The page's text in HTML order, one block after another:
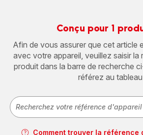
Conçu pour 1
Afin de vous assurer que cet article
avec votre appareil, veuillez saisir
produit dans la barre de recherche
référez au tableau
Comment trouver la référence